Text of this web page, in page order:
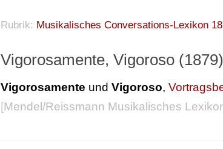
Rubrik: Musikalisches Conversations-Lexikon
Vigorosamente, Vigoroso (1879)
Vigorosamente und Vigoroso,
[Mendel/Reissmann Musikalisches